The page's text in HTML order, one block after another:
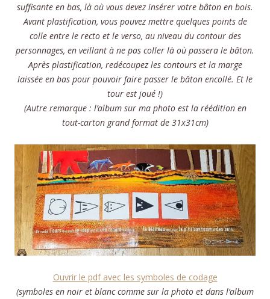
suffisante en bas, là où vous devez insérer votre bâton en bois.
Avant plastification, vous pouvez mettre quelques points de
colle entre le recto et le verso, au niveau du contour des
personnages, en veillant à ne pas coller là où passera le bâton.
Après plastification, redécoupez les contours et la marge
laissée en bas pour pouvoir faire passer le bâton encollé. Et le
tour est joué !)
(Autre remarque : l’album sur ma photo est la réédition en
tout-carton grand format de 31x31cm)
Ouvrir le pdf avec les symboles de codage
(symboles en noir et blanc comme sur la photo et dans l’album